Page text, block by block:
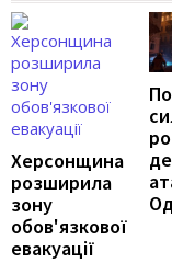
Херсонщина
розширила
зону
обов'язкової
евакуації